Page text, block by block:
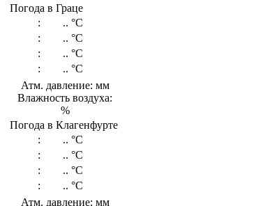
Погода в Граце
:
.. °C
:
.. °C
:
.. °C
:
.. °C
Атм. давление: мм
Влажность воздуха:
%
Погода в Клагенфурте
:
.. °C
:
.. °C
:
.. °C
:
.. °C
Атм. давление: мм